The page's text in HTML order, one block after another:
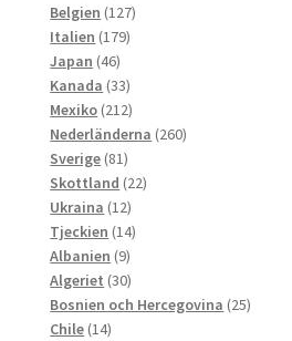
produkter
Belgien 127127
Italien 179179
Japan 4646
produkter
Kanada 3333
produkter
Mexiko 212212
produkter
Nederländerna 260260
Sverige 8181
produkter
Skottland 2222
Ukraina 1212
produkter
Tjeckien 1414
Albanien 99
produkter
Algeriet 3030
produkter
Bosnien och Hercegovina 2525
Chile 1414